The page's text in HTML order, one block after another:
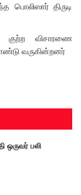
பொலிஸார் திருடி
குற்ற விசாரணை
வருகின்றனர்
ஒருவர் பலி